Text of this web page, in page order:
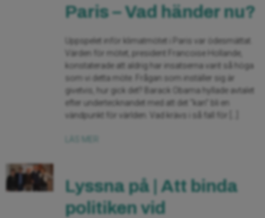
Paris – Vad händer nu?
Uppspelet inför klimatmötet i Paris var ödesmättat.
Värden för mötet, president Francoise Hollande,
konstaterade att aldrig har insatserna varit så höga
som vi detta möte. Frågan som inställer sig är
givetvis, hur gick det? Barack Obama hyllade avtalet
efter undertecknandet med att det “kan” bli en
vändpunkt för världen. Vad krävs i så fall för […]
Lyssna på | Att binda
politiken vid